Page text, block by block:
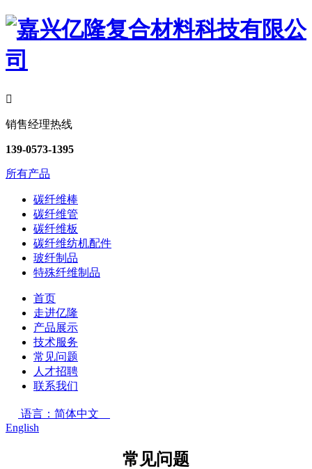

销售经理热线
139-0573-1395
所有产品
碳纤维棒
碳纤维管
碳纤维板
碳纤维纺机配件
玻纤制品
特殊纤维制品
首页
走进亿隆
产品展示
技术服务
常见问题
人才招聘
联系我们
语言：简体中文
English
常见问题